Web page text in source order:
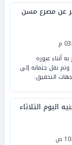
عن مصرع مسن
أثناء عبوره
نقل جثمانه إلى
التحقيق.
اليوم الثلاثاء